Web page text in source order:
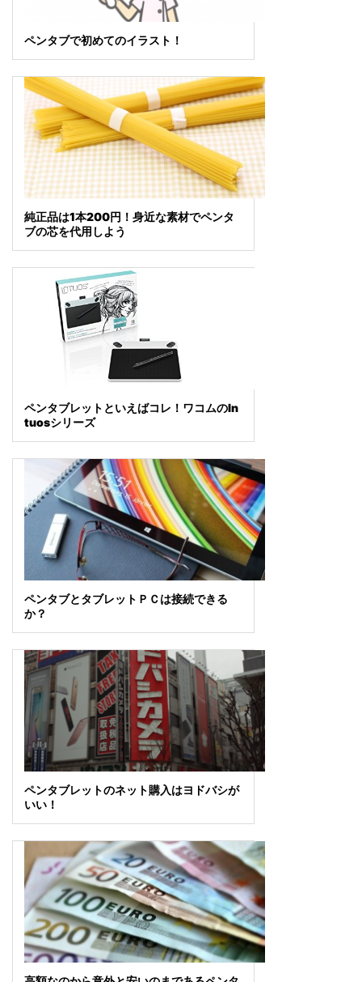
ペンタブで初めてのイラスト！
純正品は1本200円！身近な素材でペンタ
ブの芯を代用しよう
ペンタブレットといえばコレ！ワコムのIn
tuosシリーズ
ペンタブとタブレットＰＣは接続できる
か？
ペンタブレットのネット購入はヨドバシが
いい！